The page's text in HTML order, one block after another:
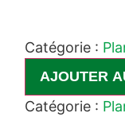
Catégorie :
AJOUTER
Catégorie :